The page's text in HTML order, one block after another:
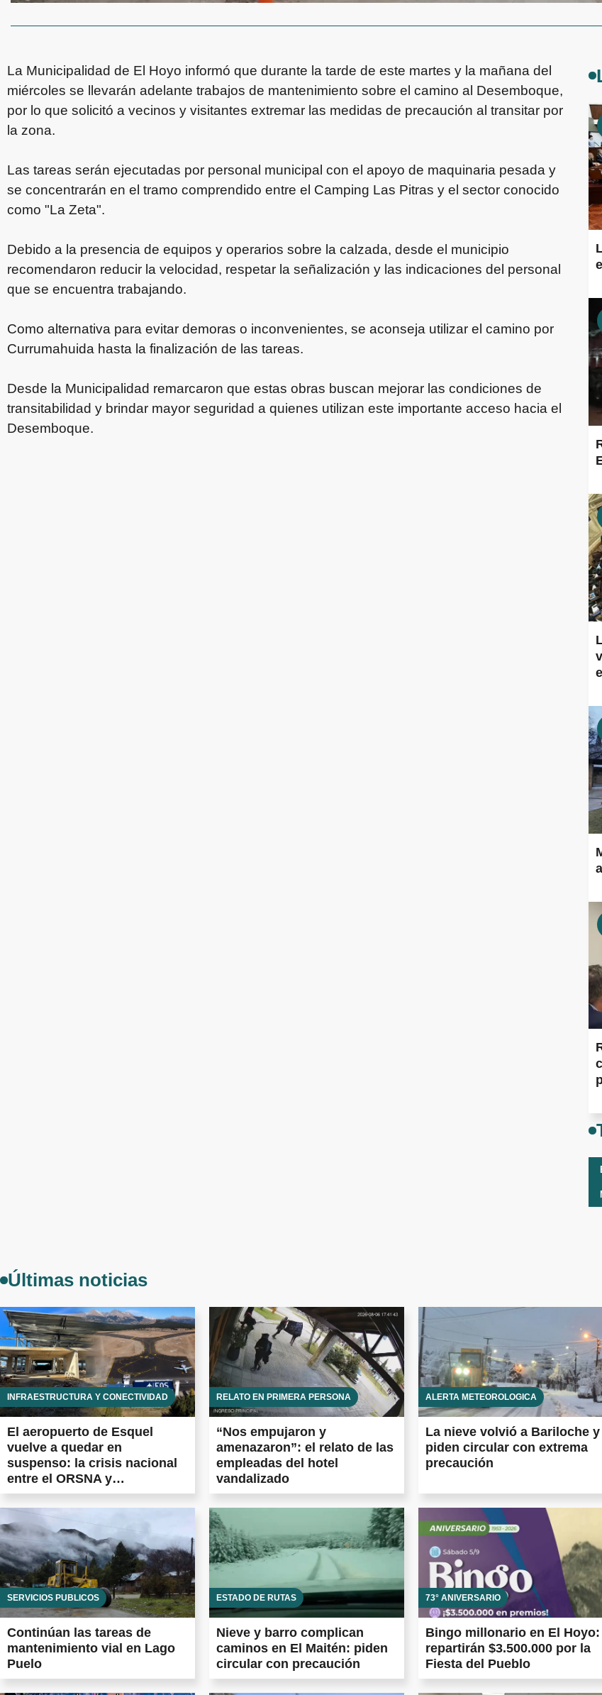
La Municipalidad de El Hoyo informó que durante la tarde de este martes y la mañana del
miércoles se llevarán adelante trabajos de mantenimiento sobre el camino al Desemboque,
por lo que solicitó a vecinos y visitantes extremar las medidas de precaución al transitar por
la zona.
Las tareas serán ejecutadas por personal municipal con el apoyo de maquinaria pesada y
se concentrarán en el tramo comprendido entre el Camping Las Pitras y el sector conocido
como "La Zeta".
Debido a la presencia de equipos y operarios sobre la calzada, desde el municipio
recomendaron reducir la velocidad, respetar la señalización y las indicaciones del personal
que se encuentra trabajando.
Como alternativa para evitar demoras o inconvenientes, se aconseja utilizar el camino por
Currumahuida hasta la finalización de las tareas.
Desde la Municipalidad remarcaron que estas obras buscan mejorar las condiciones de
transitabilidad y brindar mayor seguridad a quienes utilizan este importante acceso hacia el
Desemboque.
Últimas noticias
INFRAESTRUCTURA Y CONECTIVIDAD
El aeropuerto de Esquel
vuelve a quedar en
suspenso: la crisis nacional
entre el ORSNA y
Aeropuertos Argentina frena
las obras prometidas en todo
el país
RELATO EN PRIMERA PERSONA
“Nos empujaron y
amenazaron”: el relato de las
empleadas del hotel
vandalizado
ALERTA METEOROLÓGICA
La nieve volvió a Bariloche y
piden circular con extrema
precaución
SERVICIOS PÚBLICOS
Continúan las tareas de
mantenimiento vial en Lago
Puelo
ESTADO DE RUTAS
Nieve y barro complican
caminos en El Maitén: piden
circular con precaución
73° ANIVERSARIO
Bingo millonario en El Hoyo:
repartirán $3.500.000 por la
Fiesta del Pueblo